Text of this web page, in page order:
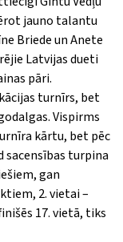
jauno talantu
Briede un Anete
Latvijas dueti
pāri.
turnīrs, bet
Vispirms
kārtu, bet pēc
sacensības turpina
gan
2. vietai –
17. vietā, tiks